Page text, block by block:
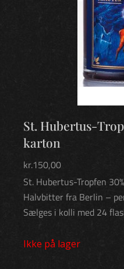
St. Hubertus-
karton
kr.150,00
St. Hubertus-Tropfen
Halvbitter fra Berlin –
Sælges i kolli med 24
Ikke på lager